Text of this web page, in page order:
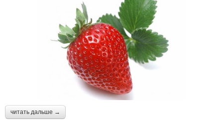
читать дальше →